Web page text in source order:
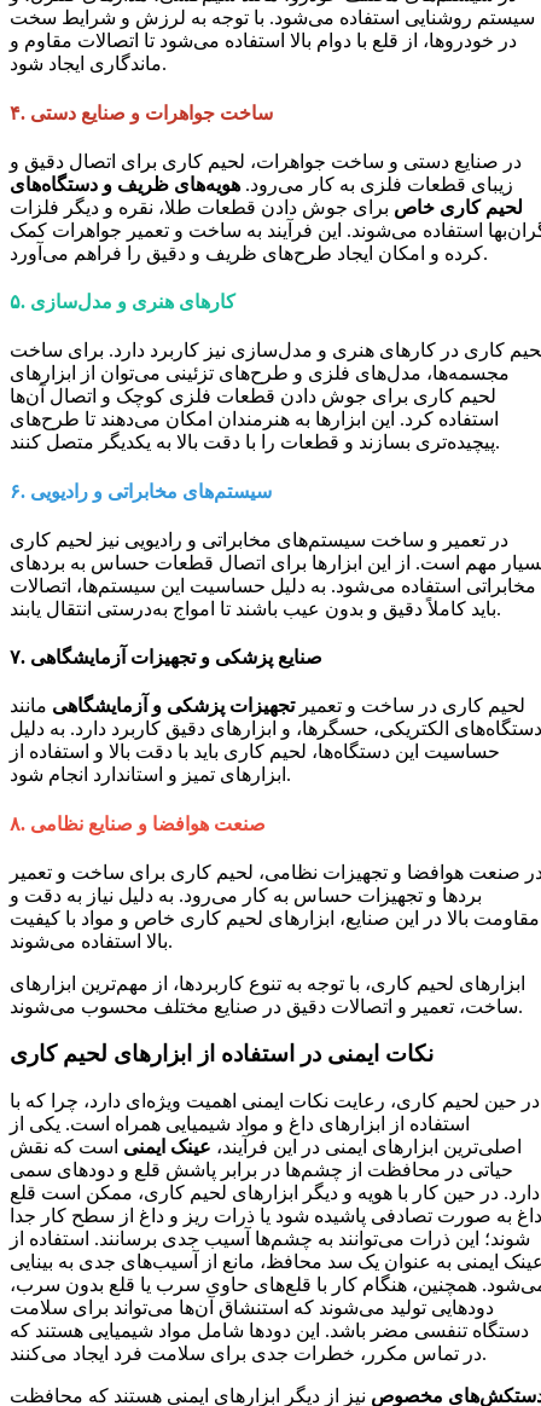
سیستم روشنایی استفاده می‌شود. با توجه به لرزش و شرایط سخت
در خودروها، از قلع با دوام بالا استفاده می‌شود تا اتصالات مقاوم و
ماندگاری ایجاد شود.
۴. ساخت جواهرات و صنایع دستی
در صنایع دستی و ساخت جواهرات، لحیم کاری برای اتصال دقیق و
زیبای قطعات فلزی به کار می‌رود. هویه‌های ظریف و دستگاه‌های
لحیم کاری خاص برای جوش دادن قطعات طلا، نقره و دیگر فلزات
استفاده می‌شوند. این فرآیند به ساخت و تعمیر جواهرات کمک
کرده و امکان ایجاد طرح‌های ظریف و دقیق را فراهم می‌آورد.
۵. کارهای هنری و مدل‌سازی
کاری در کارهای هنری و مدل‌سازی نیز کاربرد دارد. برای ساخت
مجسمه‌ها، مدل‌های فلزی و طرح‌های تزئینی می‌توان از ابزارهای
لحیم کاری برای جوش دادن قطعات فلزی کوچک و اتصال آن‌ها
استفاده کرد. این ابزارها به هنرمندان امکان می‌دهند تا طرح‌های
پیچیده‌تری بسازند و قطعات را با دقت بالا به یکدیگر متصل کنند.
۶. سیستم‌های مخابراتی و رادیویی
در تعمیر و ساخت سیستم‌های مخابراتی و رادیویی نیز لحیم کاری
مهم است. از این ابزارها برای اتصال قطعات حساس به بردهای
مخابراتی استفاده می‌شود. به دلیل حساسیت این سیستم‌ها، اتصالات
باید کاملاً دقیق و بدون عیب باشند تا امواج به‌درستی انتقال یابند.
۷. صنایع پزشکی و تجهیزات آزمایشگاهی
لحیم کاری در ساخت و تعمیرتجهیزات پزشکی و آزمایشگاهی مانند
دستگاه‌های الکتریکی، حسگرها، و ابزارهای دقیق کاربرد دارد. به دلیل
حساسیت این دستگاه‌ها، لحیم کاری باید با دقت بالا و استفاده از
ابزارهای تمیز و استاندارد انجام شود.
۸. صنعت هوافضا و صنایع نظامی
صنعت هوافضا و تجهیزات نظامی، لحیم کاری برای ساخت و تعمیر
بردها و تجهیزات حساس به کار می‌رود. به دلیل نیاز به دقت و
مقاومت بالا در این صنایع، ابزارهای لحیم کاری خاص و مواد با کیفیت
بالا استفاده می‌شوند.
ابزارهای لحیم کاری، با توجه به تنوع کاربردها، از مهم‌ترین ابزارهای
ساخت، تعمیر و اتصالات دقیق در صنایع مختلف محسوب می‌شوند.
نکات ایمنی در استفاده از ابزارهای لحیم کاری
در حین لحیم کاری، رعایت نکات ایمنی اهمیت ویژه‌ای دارد، چرا که با
استفاده از ابزارهای داغ و مواد شیمیایی همراه است. یکی از
اصلی‌ترین ابزارهای ایمنی در این فرآیند، عینک ایمنی است که نقش
حیاتی در محافظت از چشم‌ها در برابر پاشش قلع و دودهای سمی
دارد. در حین کار با هویه و دیگر ابزارهای لحیم کاری، ممکن است قلع
داغ به صورت تصادفی پاشیده شود یا ذرات ریز و داغ از سطح کار جدا
شوند؛ این ذرات می‌توانند به چشم‌ها آسیب جدی برسانند. استفاده از
ایمنی به عنوان یک سد محافظ، مانع از آسیب‌های جدی به بینایی
همچنین، هنگام کار با قلع‌های حاوی سرب یا قلع بدون سرب،
دودهایی تولید می‌شوند که استنشاق آن‌ها می‌تواند برای سلامت
دستگاه تنفسی مضر باشد. این دودها شامل مواد شیمیایی هستند که
در تماس مکرر، خطرات جدی برای سلامت فرد ایجاد می‌کنند.
مخصوص نیز از دیگر ابزارهای ایمنی هستند که محافظت